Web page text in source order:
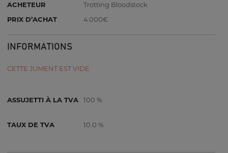
ACHETEUR
Trotting Bloodstock
PRIX D’ACHAT
4 000€
INFORMATIONS
CETTE JUMENT EST VIDE
ASSUJETTI À LA TVA 100 %
TAUX DE TVA 10.0 %